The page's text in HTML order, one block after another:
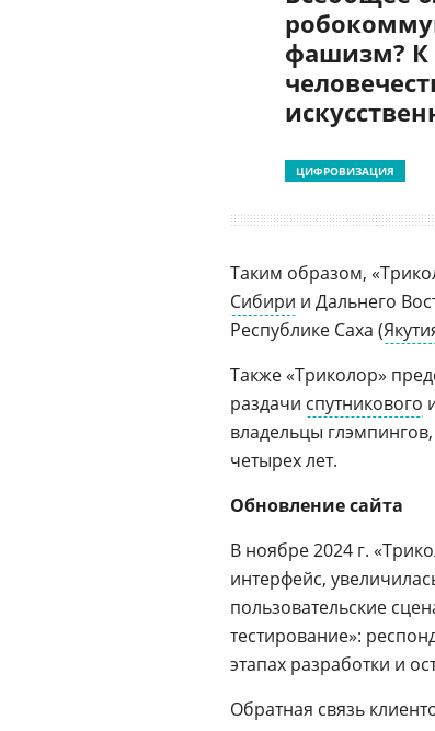
фашизм? К
ЦИФРОВИЗАЦИЯ
Таким образом,
Сибири и Дальнего
Республике Саха (
Также «Триколор»
раздачи спутникового
владельцы
четырех лет.
Обновление сайта
В ноябре 2024 г.
интерфейс,
пользовательские
тестирование»:
этапах разработки и
Обратная связь